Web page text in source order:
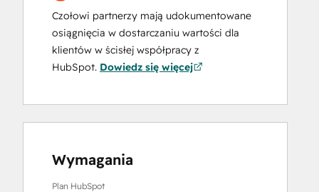
Czołowi partnerzy mają udokumentowane
osiągnięcia w dostarczaniu wartości dla
klientów w ścisłej współpracy z
HubSpot. Dowiedz się więcej
Wymagania
Plan HubSpot